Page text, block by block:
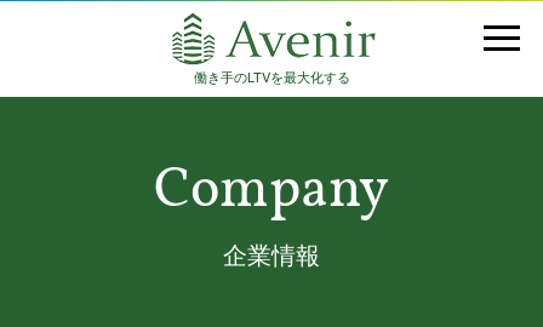
働き手のLTVを最大化する
Company
企業情報